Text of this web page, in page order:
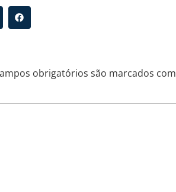
obrigatórios são marcados com